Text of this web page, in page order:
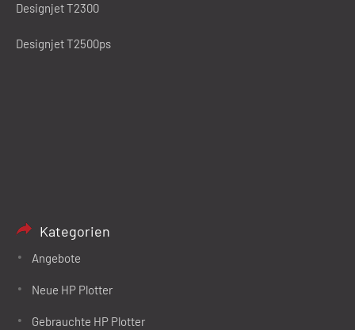
Designjet T2300
Designjet T2500ps
Kategorien
Angebote
Neue HP Plotter
Gebrauchte HP Plotter